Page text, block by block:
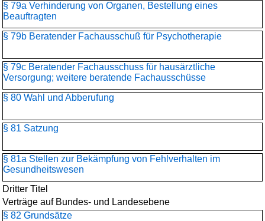
§ 79a Verhinderung von Organen, Bestellung eines
Beauftragten
§ 79b Beratender Fachausschuß für Psychotherapie
§ 79c Beratender Fachausschuss für hausärztliche
Versorgung; weitere beratende Fachausschüsse
§ 80 Wahl und Abberufung
§ 81 Satzung
§ 81a Stellen zur Bekämpfung von Fehlverhalten im
Gesundheitswesen
Dritter Titel
Verträge auf Bundes- und Landesebene
§ 82 Grundsätze